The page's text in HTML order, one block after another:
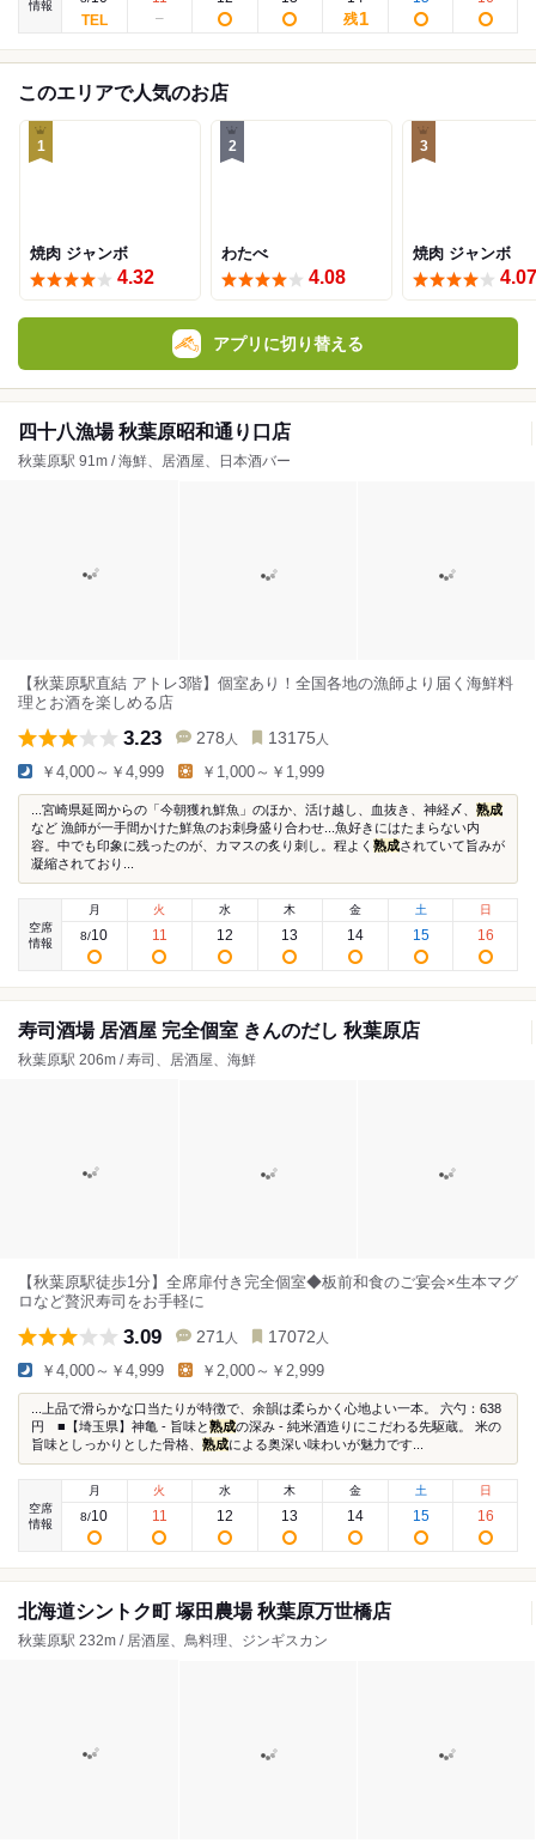
情報
残1
このエリアで人気のお店
1
焼肉 ジャンボ
4.32
2
わたべ
4.08
3
焼肉 ジャンボ
4.07
アプリに切り替える
四十八漁場 秋葉原昭和通り口店
秋葉原駅 91m / 海鮮、居酒屋、日本酒バー
【秋葉原駅直結 アトレ3階】個室あり！全国各地の漁師より届く海鮮料
理とお酒を楽しめる店
3.23 278 人 13175 人
￥4,000～￥4,999 ￥1,000～￥1,999
...宮崎県延岡からの「今朝獲れ鮮魚」のほか、活け越し、血抜き、神経〆、 熟成
など 漁師が一手間かけた鮮魚のお刺身盛り合わせ...魚好きにはたまらない内
容。中でも印象に残ったのが、カマスの炙り刺し。程よく 熟成されていて旨みが
凝縮されており...
空席
情報
月
8/10
火
11
水
12
木
13
金
14
土
15
日
16
寿司酒場 居酒屋 完全個室 きんのだし 秋葉原店
秋葉原駅 206m / 寿司、居酒屋、海鮮
【秋葉原駅徒歩1分】全席扉付き完全個室◆板前和食のご宴会×生本マグ
ロなど贅沢寿司をお手軽に
3.09 271 人 17072 人
￥4,000～￥4,999 ￥2,000～￥2,999
...上品で滑らかな口当たりが特徴で、余韻は柔らかく心地よい一本。 六勺：638
円 ■【埼玉県】神亀 - 旨味と熟成の深み - 純米酒造りにこだわる先駆蔵。 米の
旨味としっかりとした骨格、 熟成による奥深い味わいが魅力です...
空席
情報
月
8/10
火
11
水
12
木
13
金
14
土
15
日
16
北海道シントク町 塚田農場 秋葉原万世橋店
秋葉原駅 232m / 居酒屋、鳥料理、ジンギスカン